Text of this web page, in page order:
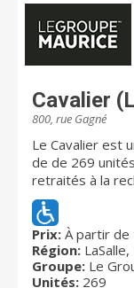
Cavalier
800, rue Gagné
Le Cavalier est
de de 269
retraités à la
dynamique et chaleureux. Situé
LaSalle, Le
commerciaux,
d'alimentation.
d'accès aux transports
Prix: À partir de
Région:
Groupe: Le
Unités: 269